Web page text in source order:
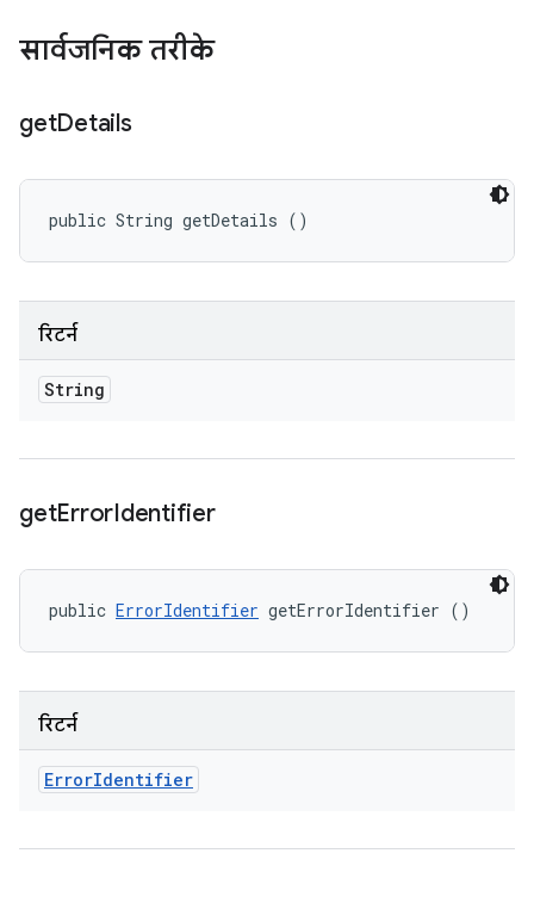
सार्वजनिक तरीके
getDetails
public String getDetails ()
रिटर्न
String
getErrorIdentifier
public ErrorIdentifier getErrorIdentifier ()
रिटर्न
ErrorIdentifier